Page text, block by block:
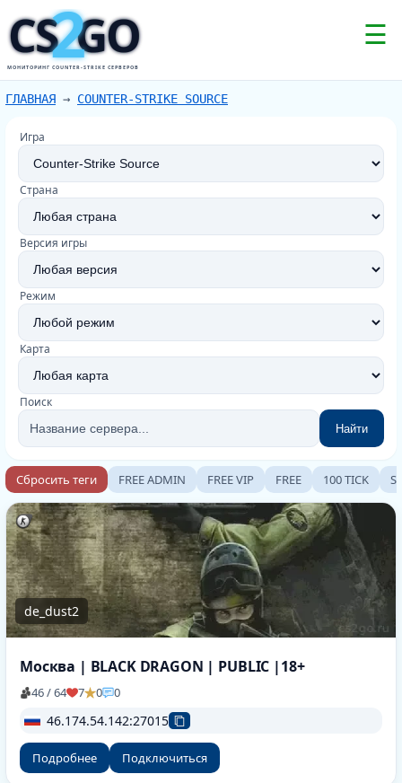
CS GO
2
МОНИТОРИНГ COUNTER-STRIKE СЕРВЕРОВ
☰
ГЛАВНАЯ → COUNTER-STRIKE SOURCE
Игра
Страна
Версия игры
Режим
Карта
Поиск
Найти
Сбросить теги FREE ADMIN FREE VIP FREE 100 TICK
de_dust2
Москва | BLACK DRAGON | PUBLIC |18+
46 / 64 7 0 0
46.174.54.142:27015
Подробнее Подключиться